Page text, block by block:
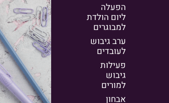
הפעלה
ליום הולדת
למבוגרים
ערב גיבוש
לעובדים
פעילות
גיבוש
למורים
אבחון